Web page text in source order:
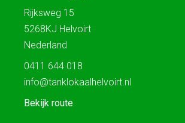
Rijksweg 15
5268KJ Helvoirt
Nederland
0411 644 018
info@tanklokaalhelvoirt.nl
Bekijk route